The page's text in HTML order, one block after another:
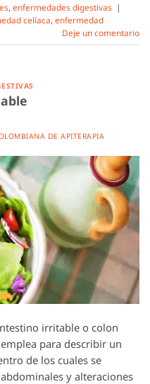
, enfermedades digestivas |
celíaca, enfermedad
Deje un comentario
DE APITERAPIA
irritable o colon
para describir un
de los cuales se
y alteraciones